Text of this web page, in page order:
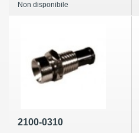
Non disponibile
2100-0310